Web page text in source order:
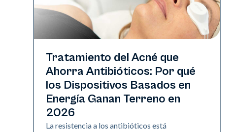
Salud de la piel
Tratamiento del Acné que
Ahorra Antibióticos: Por qué
los Dispositivos Basados en
Energía Ganan Terreno en
2026
La resistencia a los antibióticos está